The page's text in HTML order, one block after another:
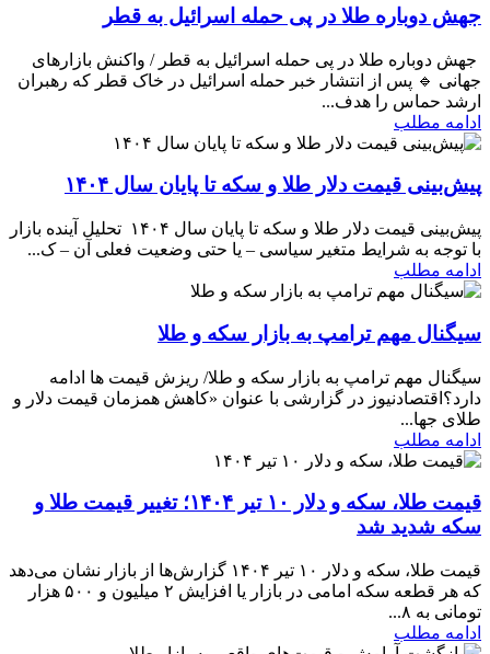
جهش دوباره طلا در پی حمله اسرائیل به قطر
جهش دوباره طلا در پی حمله اسرائیل به قطر / واکنش بازارهای
جهانی 🔹 پس از انتشار خبر حمله اسرائیل در خاک قطر که رهبران
ارشد حماس را هدف...
ادامه مطلب
پیش‌بینی قیمت دلار طلا و سکه تا پایان سال ۱۴۰۴
پیش‌بینی قیمت دلار طلا و سکه تا پایان سال ۱۴۰۴ تحلیل آینده بازار
با توجه به شرایط متغیر سیاسی – یا حتی وضعیت فعلی آن – ک...
ادامه مطلب
سیگنال مهم ترامپ به بازار سکه و طلا
سیگنال مهم ترامپ به بازار سکه و طلا/ ریزش قیمت ها ادامه
دارد؟اقتصادنیوز در گزارشی با عنوان «کاهش همزمان قیمت دلار و
طلای جها...
ادامه مطلب
قیمت طلا، سکه و دلار ۱۰ تیر ۱۴۰۴؛ تغییر قیمت طلا و
سکه شدید شد
قیمت طلا، سکه و دلار ۱۰ تیر ۱۴۰۴ گزارش‌ها از بازار نشان می‌دهد
که هر قطعه سکه امامی در بازار یا افزایش ۲ میلیون و ۵۰۰ هزار
تومانی به ۸...
ادامه مطلب